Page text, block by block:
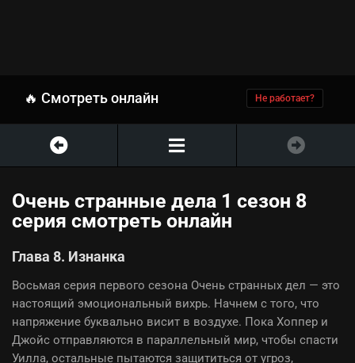
🔥 Смотреть онлайн Не работает?
Очень странные дела 1 сезон 8
серия смотреть онлайн
Глава 8. Изнанка
Восьмая серия первого сезона Очень странных дел — это
настоящий эмоциональный вихрь. Начнем с того, что
напряжение буквально висит в воздухе. Пока Хоппер и
Джойс отправляются в параллельный мир, чтобы спасти
Уилла, остальные пытаются защититься от угроз,